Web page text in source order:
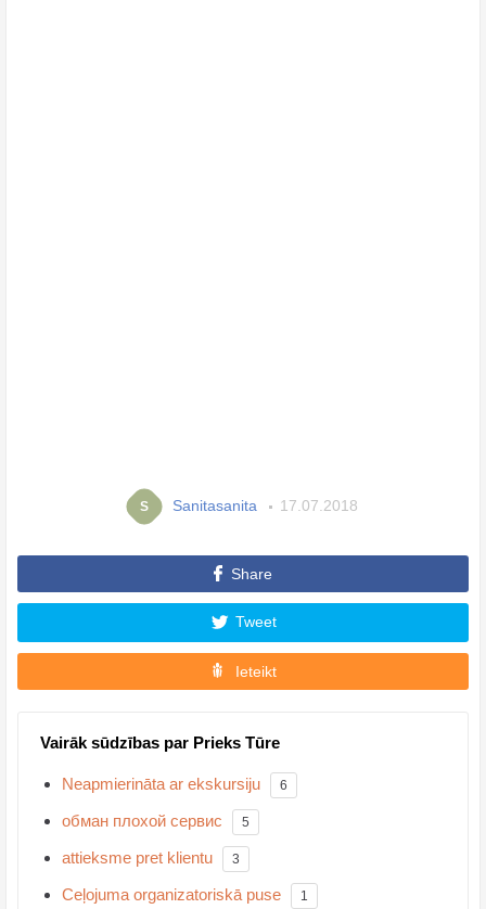
S Sanitasanita 17.07.2018
Share
Tweet
Ieteikt
Vairāk sūdzības par Prieks Tūre
Neapmierināta ar ekskursiju 6
обман плохой сервис 5
attieksme pret klientu 3
Ceļojuma organizatoriskā puse 1